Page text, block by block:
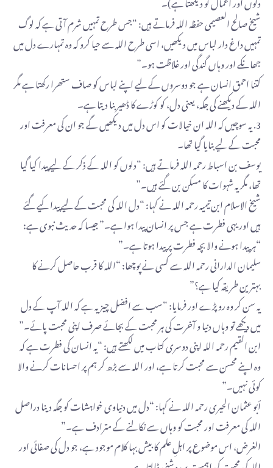
شیخ صالح العصیمی حفظه الله فرماتے ہیں: “جس طرح تمہیں شرم آتی ہے کہ لوگ
تمہیں داغ دار لباس میں دیکھیں، اسی طرح اللہ سے حیا کرو کہ وہ تمہارے دل میں
جھانکے اور وہاں گندگی اور غلاظت ہو۔”
کتنا احمق انسان ہے جو دوسروں کے لیے اپنے لباس کو صاف ستھرا رکھتا ہے مگر
اللہ کے دیکھنے کی جگہ، یعنی دل، کو کوڑے کا ڈھیر بنا دیتا ہے۔
3. یہ سوچیں کہ اللہ ان خیالات کو اس دل میں دیکھیں گے جو ان کی معرفت اور
محبت کے لیے بنایا گیا تھا۔
یوسف بن اسباط رحمه الله فرماتے ہیں: “دلوں کو اللہ کے ذکر کے لیے پیدا کیا گیا
تھا، مگر یہ شہوات کا مسکن بن گئے ہیں۔”
شیخ الاسلام ابن تیمیہ رحمه الله نے کہا: “دل اللہ کی محبت کے لیے پیدا کیے گئے
ہیں اور یہی فطرت ہے جس پر انسان پیدا ہوا ہے۔” جیسا کہ حدیث نبوی ہے:
“ہر پیدا ہونے والا بچہ فطرت پر پیدا ہوتا ہے۔”
سلیمان الدارانی رحمه الله سے کسی نے پوچھا: “اللہ کا قرب حاصل کرنے کا
بہترین طریقہ کیا ہے؟”
یہ سن کر وہ رو پڑے اور فرمایا: “سب سے افضل چیز یہ ہے کہ اللہ آپ کے دل
میں دیکھے تو وہاں دنیا و آخرت کی ہر محبت کے بجائے صرف اپنی محبت پائے۔”
ابن القیم رحمه الله اپنی دوسری کتاب میں لکھتے ہیں: “یہ انسان کی فطرت ہے کہ
وہ اپنے محسن سے محبت کرتا ہے، اور اللہ سے بڑھ کر ہم پر احسانات کرنے والا
کوئی نہیں۔”
أبو عثمان الحیری رحمه الله نے کہا: “دل میں دنیاوی خواہشات کو جگہ دینا دراصل
اللہ کی معرفت اور محبت کو وہاں سے نکالنے کے مترادف ہے۔”
الغرض، اس موضوع پر اہلِ علم کا بیش بہا کلام موجود ہے، جو دل کی صفائی اور